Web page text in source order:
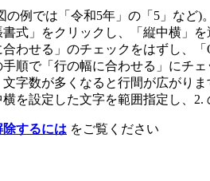
例では「令和5年」の「5」など)。
式」をクリックし、「縦中横」を
わせる」のチェックをはずし、
順で「行の幅に合わせる」にチ
字数が多くなると行間が広がりま
を設定した文字を範囲指定し、
するには をご覧ください